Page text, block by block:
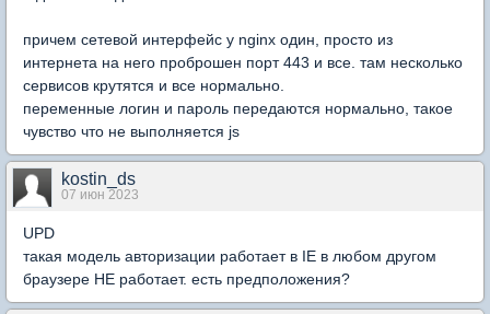
причем сетевой интерфейс у nginx один, просто из
интернета на него проброшен порт 443 и все. там несколько
сервисов крутятся и все нормально.
переменные логин и пароль передаются нормально, такое
чувство что не выполняется js
kostin_ds
07 июн 2023
UPD
такая модель авторизации работает в IE в любом другом
браузере НЕ работает. есть предположения?